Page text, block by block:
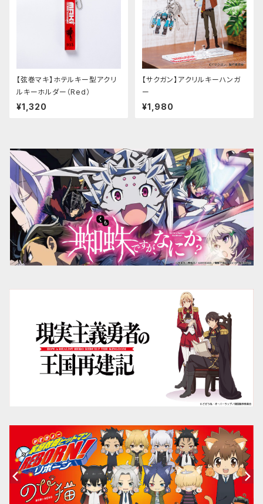
【弦巻マキ】ホテルキー型アクリ
ルキーホルダー（Red）
¥1,320
【サクガン】アクリルキーハンガ
ー
¥1,980